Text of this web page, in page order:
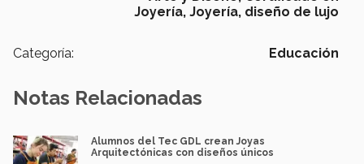
Joyería, Joyería, diseño de lujo
Categoría: Educación
Notas Relacionadas
Alumnos del Tec GDL crean Joyas
Arquitectónicas con diseños únicos